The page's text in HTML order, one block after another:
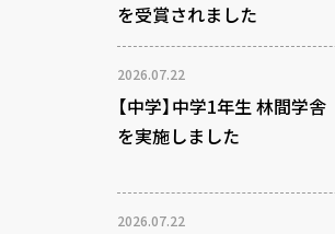
を受賞されました
2026.07.22
【中学】中学1年生 林間学舎
を実施しました
2026.07.22